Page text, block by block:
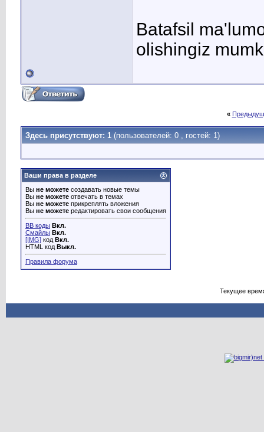
Batafsil
olishingiz
«
Здесь присутствуют: 1 (пользователей: 0 , гостей: 1)
Ваши права в разделе
Вы не можете создавать новые темы
Вы не можете отвечать в темах
Вы не можете прикреплять вложения
Вы не можете редактировать свои сообщения
BB коды Вкл.
Смайлы Вкл.
[IMG] код Вкл.
HTML код Выкл.
Правила форума
Текущее